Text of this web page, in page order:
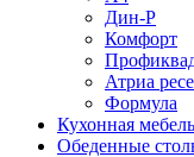
Дин-Р
Комфорт
Атриа
Формула
Кухонная мебель
Обеденные